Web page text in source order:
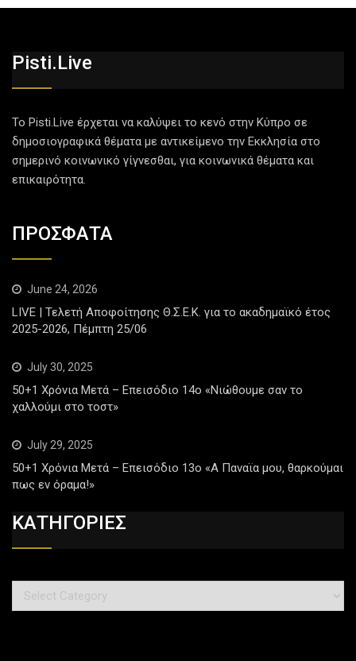
Pisti.live
Το Pisti.Live έρχεται να καλύψει το κενό στην Κύπρο σε
δημοσιογραφικά θέματα με αντικείμενο την Εκκλησία στο
σημερινό κοινωνικό γίγνεσθαι, για κοινωνικά θέματα και
επικαιρότητα.
ΠΡΟΣΦΑΤΑ
June 24, 2026
LIVE | Τελετή Αποφοίτησης Θ.Σ.Ε.Κ. για το ακαδημαϊκό έτος
2025-2026, Πέμπτη 25/06
July 30, 2025
50+1 Χρόνια Μετά – Επεισόδιο 14ο «Νιώθουμε σαν το
χαλλούμι στο τοστ»
July 29, 2025
50+1 Χρόνια Μετά – Επεισόδιο 13ο «Α Παναϊα μου, θαρκούμαι
πως εν όραμα!»
ΚΑΤΗΓΟΡΙΕΣ